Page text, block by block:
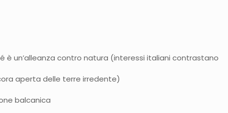
è un’alleanza contro natura (interessi italiani contrastano
aperta delle terre irredente)
balcanica